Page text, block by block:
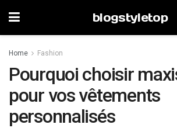
blogstyletop
Home Fashion
Pourquoi choisir
pour vos vêtements
personnalisés